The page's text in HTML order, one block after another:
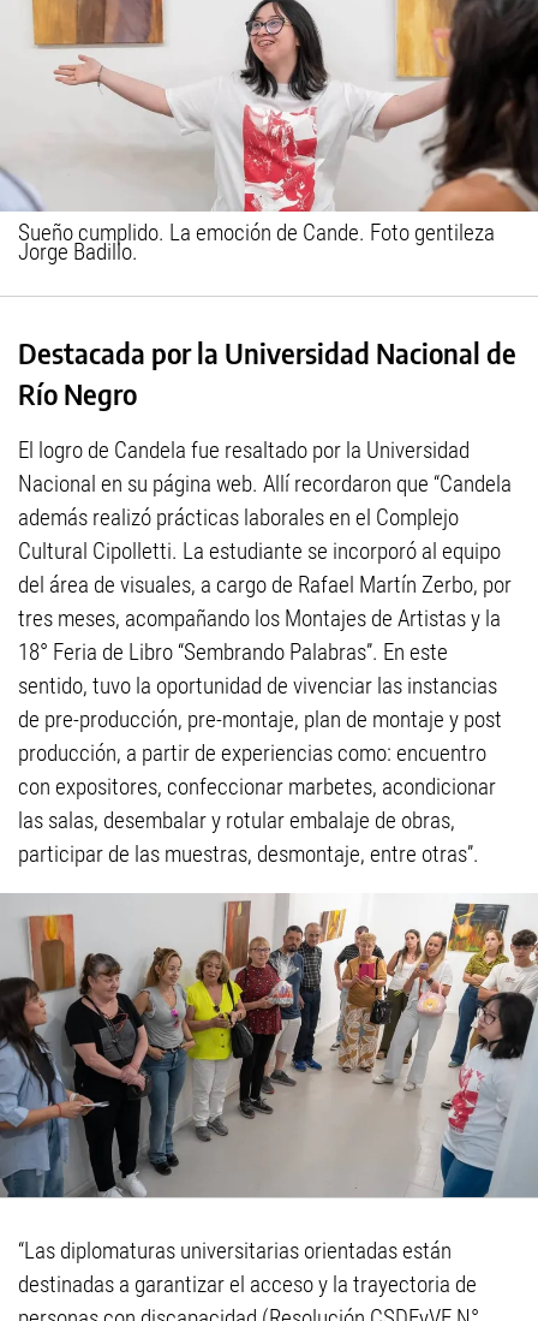
Sueño cumplido. La emoción de Cande. Foto gentileza
Jorge Badillo.
Destacada por la Universidad Nacional de
Río Negro
El logro de Candela fue resaltado por la Universidad
Nacional en su página web. Allí recordaron que “Candela
además realizó prácticas laborales en el Complejo
Cultural Cipolletti. La estudiante se incorporó al equipo
del área de visuales, a cargo de Rafael Martín Zerbo, por
tres meses, acompañando los Montajes de Artistas y la
18° Feria de Libro “Sembrando Palabras”. En este
sentido, tuvo la oportunidad de vivenciar las instancias
de pre-producción, pre-montaje, plan de montaje y post
producción, a partir de experiencias como: encuentro
con expositores, confeccionar marbetes, acondicionar
las salas, desembalar y rotular embalaje de obras,
participar de las muestras, desmontaje, entre otras”.
“Las diplomaturas universitarias orientadas están
destinadas a garantizar el acceso y la trayectoria de